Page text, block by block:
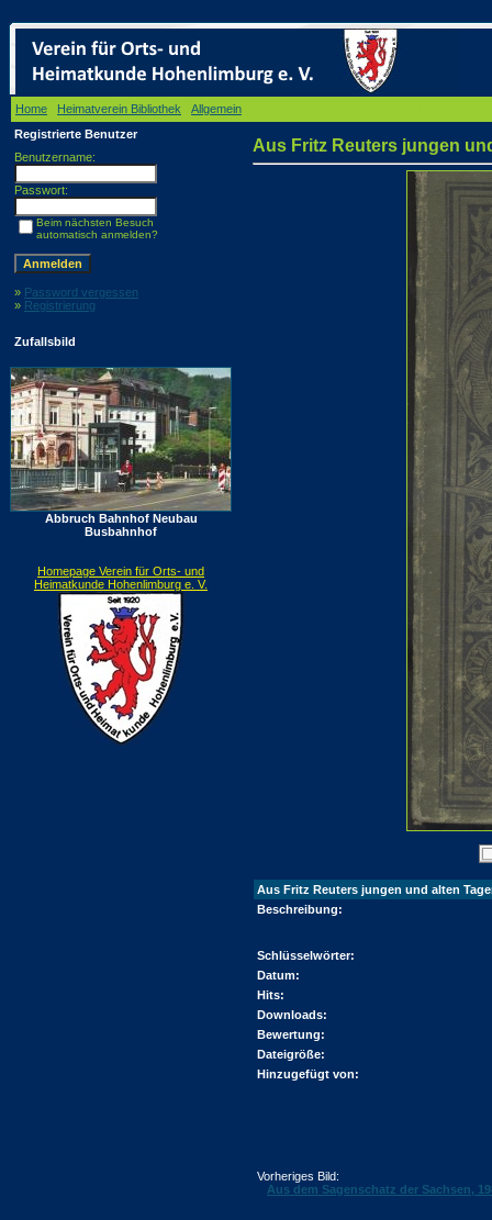
Home Heimatverein Bibliothek Allgemein
Registrierte Benutzer
Benutzername:
Passwort:
Beim nächsten Besuch
automatisch anmelden?
» Password vergessen
» Registrierung
Zufallsbild
Abbruch Bahnhof Neubau
Busbahnhof
Homepage Verein für Orts- und
Heimatkunde Hohenlimburg e. V.
Aus Fritz Reuters jungen
Aus Fritz Reuters jungen und alten
Beschreibung:
Schlüsselwörter:
Datum:
Hits:
Downloads:
Bewertung:
Dateigröße:
Hinzugefügt von:
Vorheriges Bild:
Aus dem Sagenschatz der Sachsen,